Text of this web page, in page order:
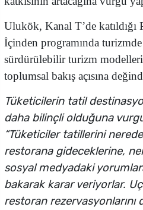
Ulukök, Kanal T’de katıldığı
İçinden programında
sürdürülebilir turizm
toplumsal bakış açısına
Tüketicilerin tatil
daha bilinçli olduğuna
“Tüketiciler tatillerini
restorana gideceklerine,
sosyal medyadaki
bakarak karar veriyorlar.
restoran rezervasyonlarını